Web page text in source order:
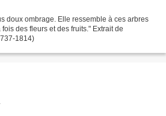
doux ombrage. Elle ressemble à ces arbres
des fleurs et des fruits." Extrait de
1814)